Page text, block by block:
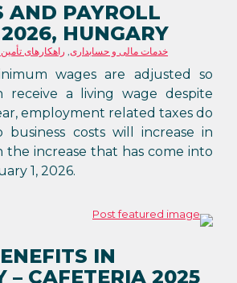
AND PAYROLL
HUNGARY
خدمات مالی و حسابداری, راهکارهای
wages are adjusted so
receive a living wage despite
employment related taxes do
business costs will increase in
increase that has come into
1, 2026.
IN
– CAFETERIA 2025